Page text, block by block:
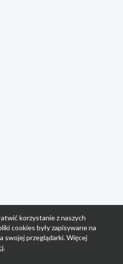
korzystanie z naszych
cookies były zapisywane na
swojej przeglądarki. Więcej
.